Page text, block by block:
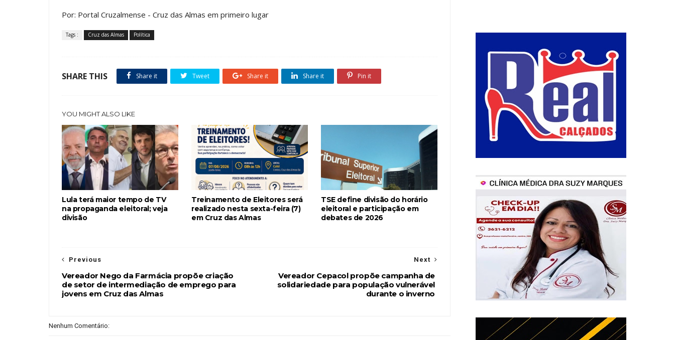
Por: Portal Cruzalmense - Cruz das Almas em primeiro lugar
Tags : Cruz das Almas Política
SHARE THIS Share it Tweet Share it Share it Pin it
YOU MIGHT ALSO LIKE
Lula terá maior tempo de TV
na propaganda eleitoral; veja
divisão
Treinamento de Eleitores será
realizado nesta sexta-feira (7)
em Cruz das Almas
TSE define divisão do horário
eleitoral e participação em
debates de 2026
Next
Vereador Cepacol propõe campanha de
solidariedade para população vulnerável
durante o inverno
Previous
Vereador Nego da Farmácia propõe criação
de setor de intermediação de emprego para
jovens em Cruz das Almas
Nenhum Comentário: